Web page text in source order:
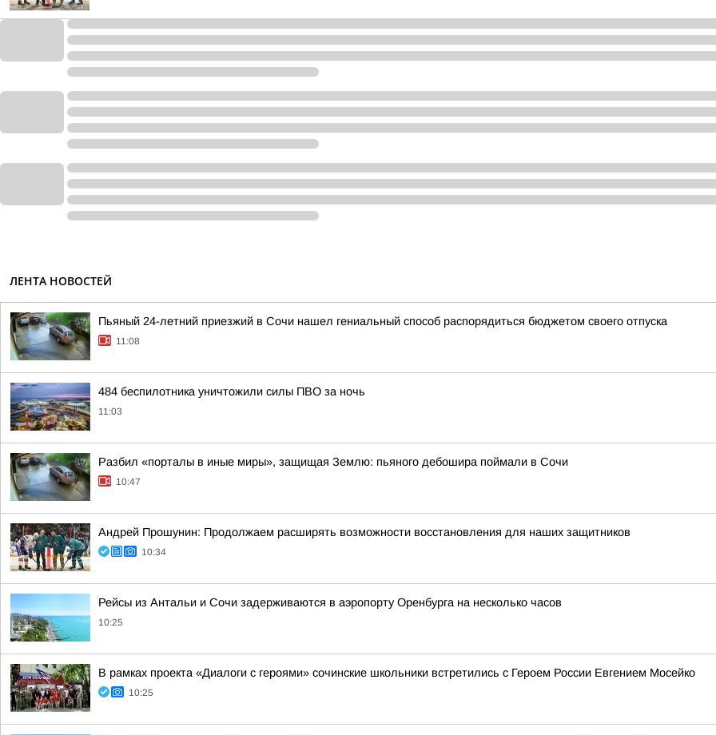
ЛЕНТА НОВОСТЕЙ
Пьяный 24-летний приезжий в Сочи нашел гениальный способ распорядиться бюджетом своего отпуска
11:08
484 беспилотника уничтожили силы ПВО за ночь
11:03
Разбил «порталы в иные миры», защищая Землю: пьяного дебошира поймали в Сочи
10:47
Андрей Прошунин: Продолжаем расширять возможности восстановления для наших защитников
10:34
Рейсы из Антальи и Сочи задерживаются в аэропорту Оренбурга на несколько часов
10:25
В рамках проекта «Диалоги с героями» сочинские школьники встретились с Героем России Евгением Мосейко
10:25